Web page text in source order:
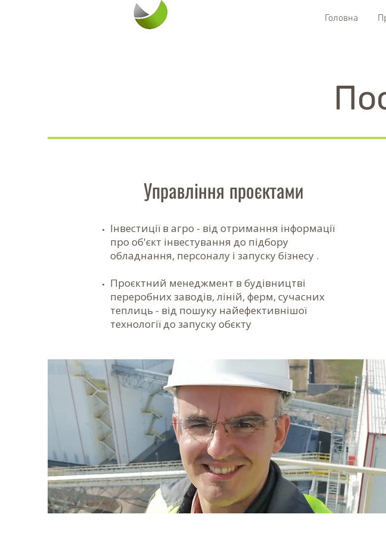
Головна
Управління проєктами
Інвестиції в агро - від отримання інформації
про об'єкт інвестування до підбору
обладнання, персоналу і запуску бізнесу .
Проєктний менеджмент в будівництві
переробних заводів, ліній, ферм, сучасних
теплиць - від пошуку найефективнішої
технології до запуску обєкту